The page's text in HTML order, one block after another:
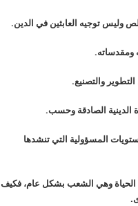
وليس توجيه العابثين في الدين.
ومقدساته.
والتصنيع.
الدينية الصادقة وحسب.
المسؤولية التي تنشدها
الحياة وهي الشعب بشكل عام، فكيف